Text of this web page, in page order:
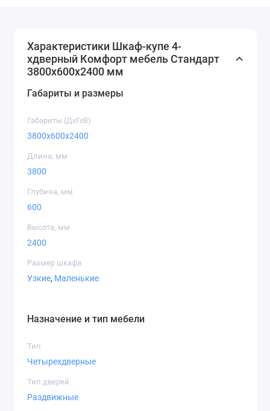
Характеристики Шкаф-купе 4-
хдверный Комфорт мебель Стандарт
3800х600х2400 мм
Габариты и размеры
Габариты (ДхГхВ)
3800x600x2400
Длина, мм
3800
Глубина, мм
600
Высота, мм
2400
Размер шкафа
Узкие, Маленькие
Назначение и тип мебели
Тип
Четырехдверные
Тип дверей
Раздвижные